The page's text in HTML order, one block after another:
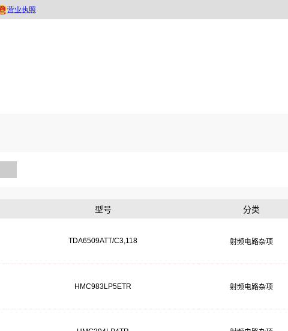
型号 分类
TDA6509ATT/C3,118 射频电路杂项
HMC983LP5ETR 射频电路杂项